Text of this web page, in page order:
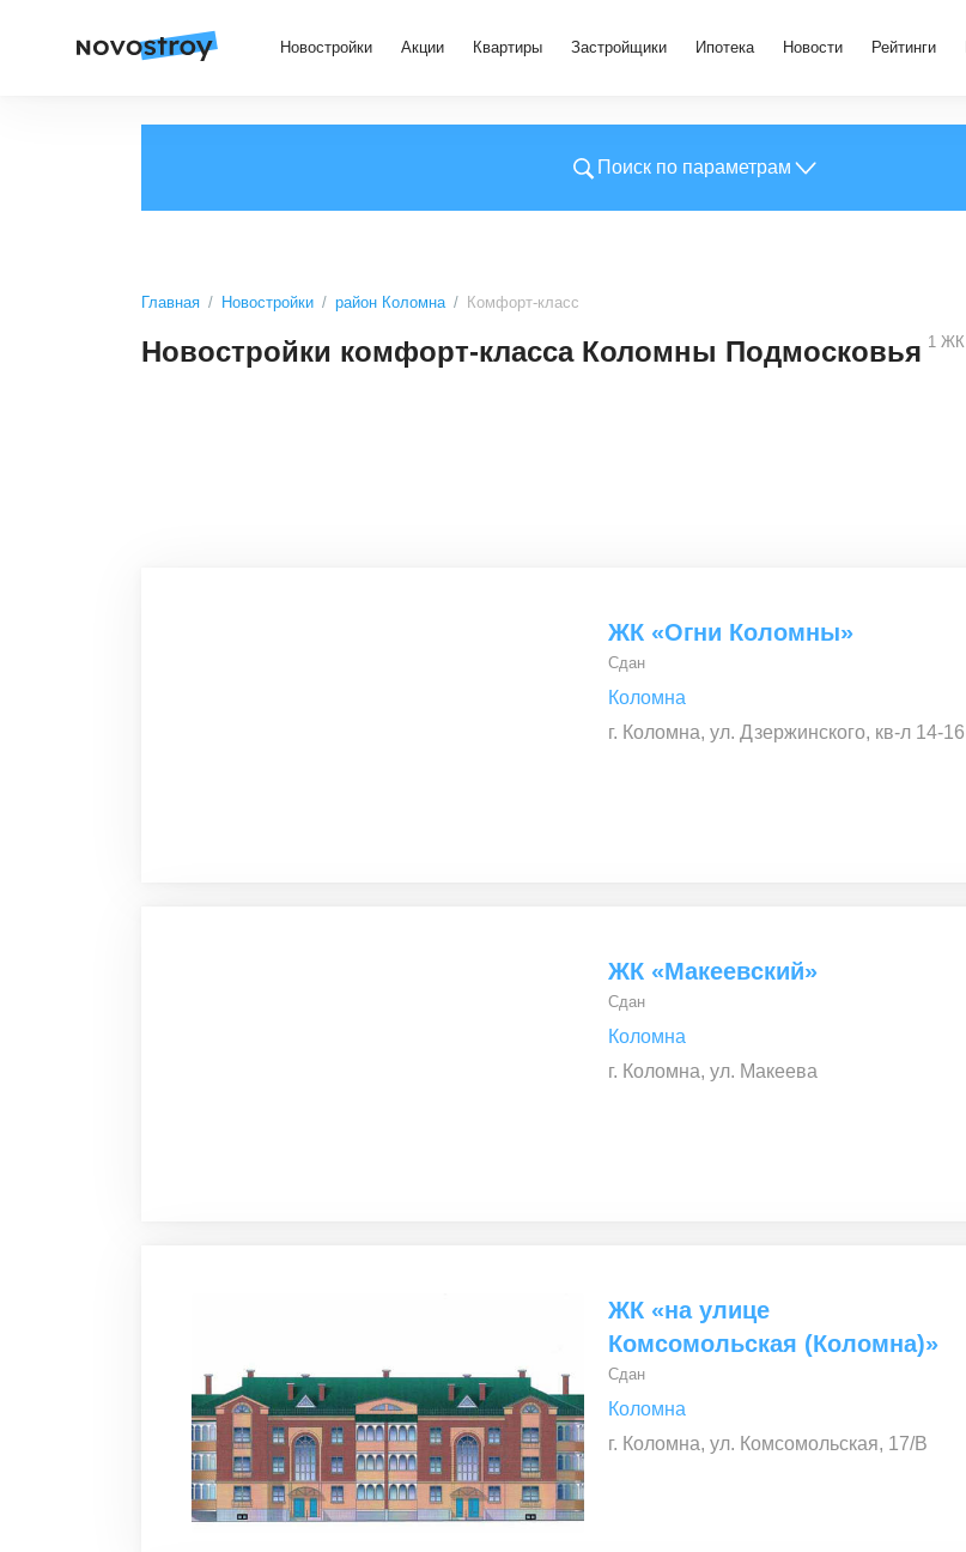
Новостройки Акции Квартиры Застройщики Ипотека Новости Рейтинги
Поиск по параметрам
Главная Новостройки район Коломна Комфорт-класс
Новостройки комфорт-класса Коломны Подмосковья 1 ЖК
ЖК «Огни Коломны»
Сдан
Коломна
г. Коломна, ул. Дзержинского, кв-л 14-16
ЖК «Макеевский»
Сдан
Коломна
г. Коломна, ул. Макеева
ЖК «на улице
Комсомольская (Коломна)»
Сдан
Коломна
г. Коломна, ул. Комсомольская, 17/В